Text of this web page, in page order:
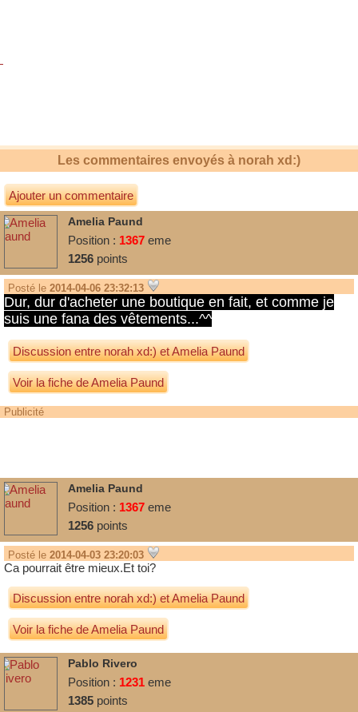
Les commentaires envoyés à norah xd:)
Ajouter un commentaire
Amelia Paund
Position : 1367 eme
1256 points
Posté le 2014-04-06 23:32:13
Dur, dur d'acheter une boutique en fait, et comme je
suis une fana des vêtements...^^
Discussion entrenorah xd:)etAmelia Paund
Voir la fiche de Amelia Paund
Publicité
Amelia Paund
Position : 1367 eme
1256 points
Posté le 2014-04-03 23:20:03
Ca pourrait être mieux.Et toi?
Discussion entrenorah xd:)etAmelia Paund
Voir la fiche de Amelia Paund
Pablo Rivero
Position : 1231 eme
1385 points